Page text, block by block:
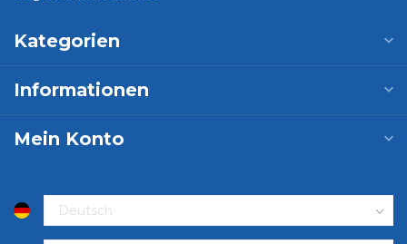
Kategorien
Informationen
Mein Konto